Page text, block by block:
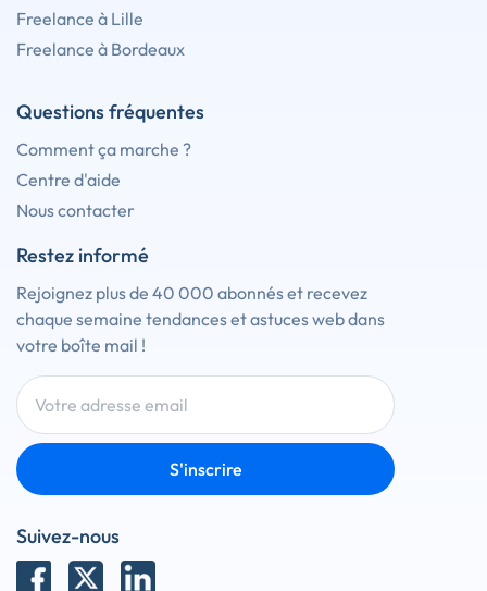
Freelance à Lille
Freelance à Bordeaux
Questions fréquentes
Comment ça marche ?
Centre d'aide
Nous contacter
Restez informé
Rejoignez plus de 40 000 abonnés et recevez
chaque semaine tendances et astuces web dans
votre boîte mail !
S'inscrire
Suivez-nous